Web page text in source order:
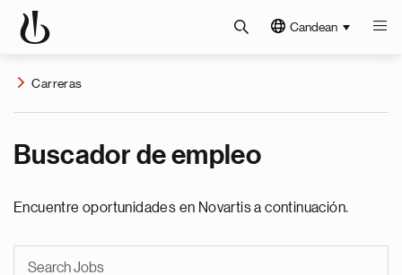
Candean
Carreras
Buscador de empleo
Encuentre oportunidades en Novartis a continuación.